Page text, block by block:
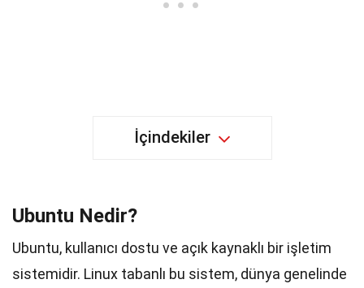
İçindekiler
Ubuntu Nedir?
Ubuntu, kullanıcı dostu ve açık kaynaklı bir işletim
sistemidir. Linux tabanlı bu sistem, dünya genelinde